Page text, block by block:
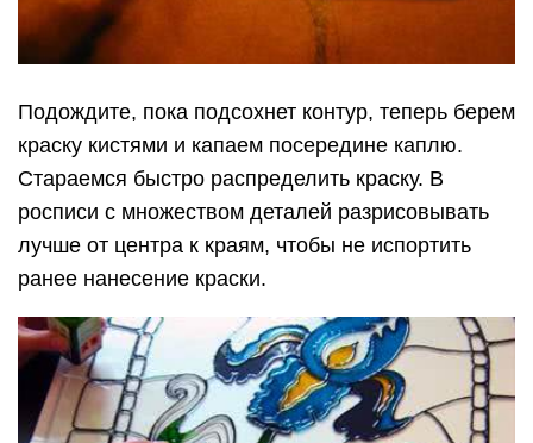
Подождите, пока подсохнет контур, теперь берем
краску кистями и капаем посередине каплю.
Стараемся быстро распределить краску. В
росписи с множеством деталей разрисовывать
лучше от центра к краям, чтобы не испортить
ранее нанесение краски.